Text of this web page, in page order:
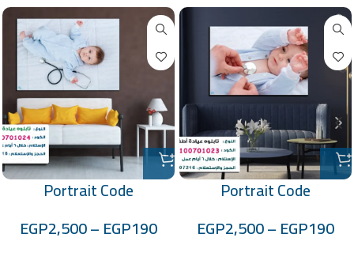
Portrait Code
EGP190
–
EGP2,500
Portrait Code
EGP190
–
EGP2,500